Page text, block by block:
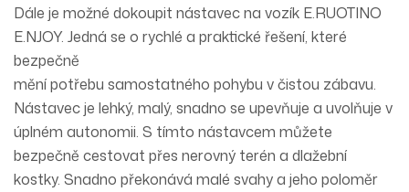
Dále je možné dokoupit nástavec na vozík E.RUOTINO
E.NJOY. Jedná se o rychlé a praktické řešení, které
bezpečně
mění potřebu samostatného pohybu v čistou zábavu.
Nástavec je lehký, malý, snadno se upevňuje a uvolňuje v
úplném autonomii. S tímto nástavcem můžete
bezpečně cestovat přes nerovný terén a dlažební
kostky. Snadno překonává malé svahy a jeho poloměr